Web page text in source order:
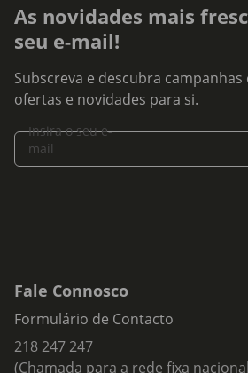
As novidades mais
seu e-mail!
Subscreva e descubra campanhas
ofertas e novidades para si.
Insira o seu e-
mail
Fale Connosco
Formulário de Contacto
218 247 247
(Chamada para a rede fixa